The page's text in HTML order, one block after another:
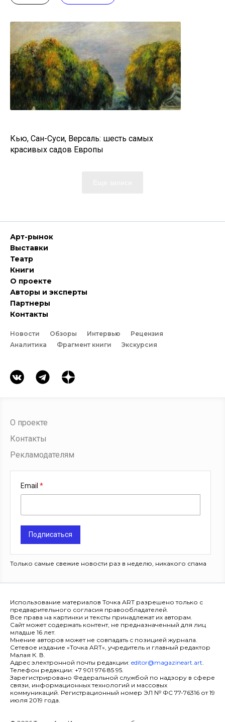
Кью, Сан-Суси, Версаль: шесть самых
красивых садов Европы
Арт-рынок
Выставки
Театр
Книги
О проекте
Авторы и эксперты
Партнеры
Контакты
Новости Обзоры Интервью
Рецензия
Аналитика
Фрагмент книги Экскурсия
О проекте
Контакты
Рекламодателям
Email
Подписаться
Только самые свежие новости раз в неделю, никакого спама
Использование материалов Точка ART разрешено только с
предварительного согласия правообладателей.
Все права на картинки и тексты принадлежат их авторам.
Сайт может содержать контент, не предназначенный для лиц
младше 16 лет.
Мнение авторов может не совпадать с позицией журнала.
Сетевое издание «Точка ART», учредитель и главный редактор
Малая К. В.
Адрес электронной почты редакции: editor@magazineart.art.
Телефон редакции: +7 901 976 85 95.
Зарегистрировано Федеральной службой по надзору в сфере
связи, информационных технологий и массовых
коммуникаций. Регистрационный номер ЭЛ № ФС 77-76316 от 19
июля 2019 года.